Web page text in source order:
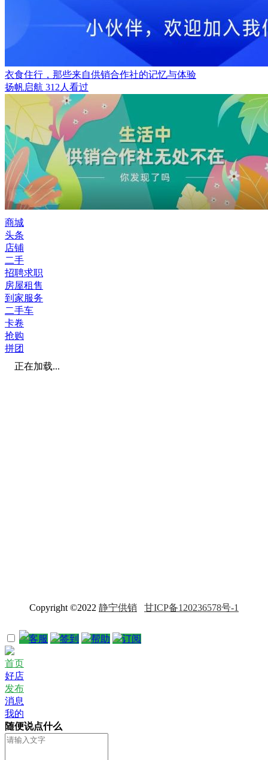
衣食住行，那些来自供销合作社的记忆与体验
扬帆启航 312人看过
商城
头条
店铺
二手
招聘求职
房屋租售
到家服务
二手车
卡卷
抢购
拼团
正在加载...
Copyright ©2022 静宁供销 甘ICP备120236578号-1
客服 签到 帮助 订阅
首页
好店
发布
消息
我的
随便说点什么